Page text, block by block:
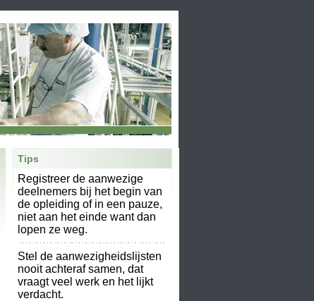
Tips
Registreer de aanwezige
deelnemers bij het begin van
de opleiding of in een pauze,
niet aan het einde want dan
lopen ze weg.
Stel de aanwezigheidslijsten
nooit achteraf samen, dat
vraagt veel werk en het lijkt
verdacht.